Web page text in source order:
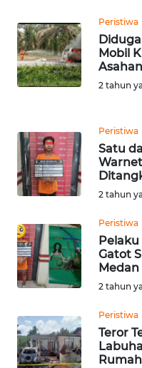
Peristiwa
Mobil
Asahan
2 tahun
Peristiwa
Satu
2 tahun
Peristiwa
Gatot
2 tahun
Peristiwa
Teror
JAKARTA
WN
JABAR
BANTEN
WN
NTT
KEPRI
WN
PAPUA
WN
PAPUA
BARAT